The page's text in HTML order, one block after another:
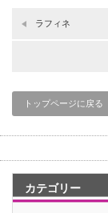
ラフィネ
トップページに戻る
カテゴリー